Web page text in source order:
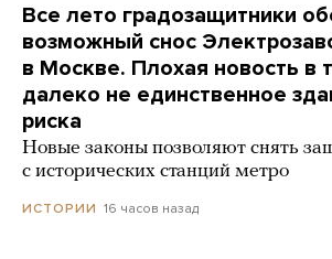
Все лето градозащитники
возможный снос
в Москве. Плохая новость в
далеко не единственное
риска
Новые законы позволяют снять
с исторических станций метро
ИСТОРИИ 16 часов назад